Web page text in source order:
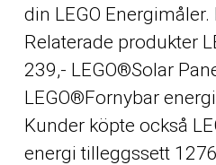
din LEGO
Relaterade produkter
239,- LEGO®Solar
LEGO®Fornybar
Kunder köpte också
energi tilleggssett